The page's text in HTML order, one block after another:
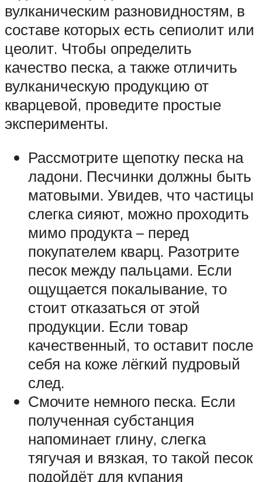
вулканическим разновидностям, в
составе которых есть сепиолит или
цеолит. Чтобы определить
качество песка, а также отличить
вулканическую продукцию от
кварцевой, проведите простые
эксперименты.
Рассмотрите щепотку песка на
ладони. Песчинки должны быть
матовыми. Увидев, что частицы
слегка сияют, можно проходить
мимо продукта – перед
покупателем кварц. Разотрите
песок между пальцами. Если
ощущается покалывание, то
стоит отказаться от этой
продукции. Если товар
качественный, то оставит после
себя на коже лёгкий пудровый
след.
Смочите немного песка. Если
полученная субстанция
напоминает глину, слегка
тягучая и вязкая, то такой песок
подойдёт для купания